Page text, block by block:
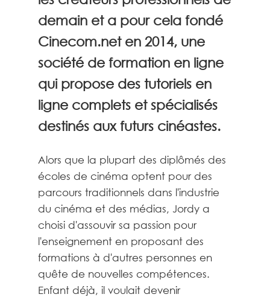
demain et a pour cela fondé
Cinecom.net en 2014, une
société de formation en ligne
qui propose des tutoriels en
ligne complets et spécialisés
destinés aux futurs cinéastes.
Alors que la plupart des diplômés des
écoles de cinéma optent pour des
parcours traditionnels dans l'industrie
du cinéma et des médias, Jordy a
choisi d'assouvir sa passion pour
l'enseignement en proposant des
formations à d'autres personnes en
quête de nouvelles compétences.
Enfant déjà, il voulait devenir